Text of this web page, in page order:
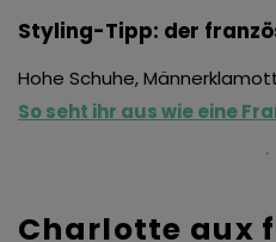
Styling-Tipp: der
Hohe Schuhe,
So seht ihr aus wie eine
Charlotte aux